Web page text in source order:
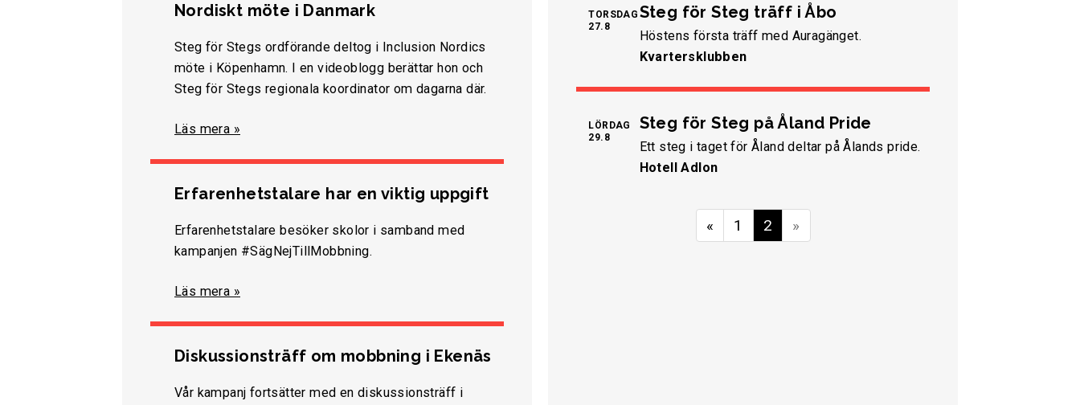
Nordiskt möte i Danmark
Steg för Stegs ordförande deltog i Inclusion Nordics
möte i Köpenhamn. I en videoblogg berättar hon och
Steg för Stegs regionala koordinator om dagarna där.
Läs mera »
Erfarenhetstalare har en viktig uppgift
Erfarenhetstalare besöker skolor i samband med
kampanjen #SägNejTillMobbning.
Läs mera »
Diskussionsträff om mobbning i Ekenäs
Vår kampanj fortsätter med en diskussionsträff i
TORSDAG
27.8
Steg för Steg träff i Åbo
Höstens första träff med Auragänget.
Kvartersklubben
LÖRDAG
29.8
Steg för Steg på Åland Pride
Ett steg i taget för Åland deltar på Ålands pride.
Hotell Adlon
« 1 2 »